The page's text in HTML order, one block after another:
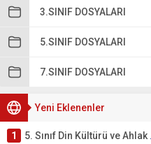
3.SINIF DOSYALARI
5.SINIF DOSYALARI
7.SINIF DOSYALARI
Yeni Eklenenler
1 5. Sınıf Din Kültürü ve Ahlak Bilgisi 2. Ünite: Namaz İbadeti Çalışmaları